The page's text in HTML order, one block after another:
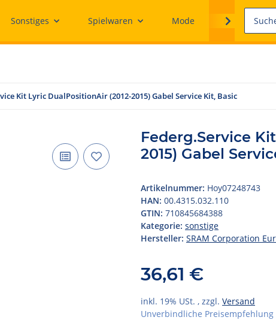
Sonstiges Spielwaren Mode Ersatzteile
Kit Lyric DualPositionAir (2012-2015) Gabel Service Kit, Basic
Federg.Service
2015) Gabel
Artikelnummer: Hoy07248743
HAN: 00.4315.032.110
GTIN: 710845684388
Kategorie: sonstige
Hersteller: SRAM Corporation
36,61 €
inkl. 19% USt. , zzgl. Versand
Unverbindliche Preisempfehlung